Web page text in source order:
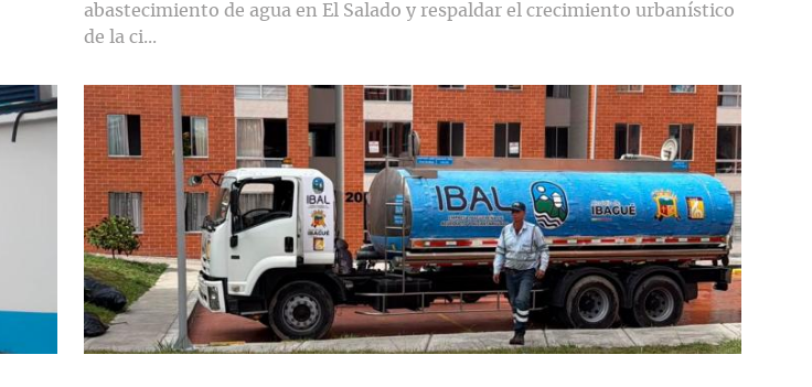
abastecimiento de agua en El Salado y respaldar el crecimiento urbanístico
de la ci...
Contenido multimedia principal